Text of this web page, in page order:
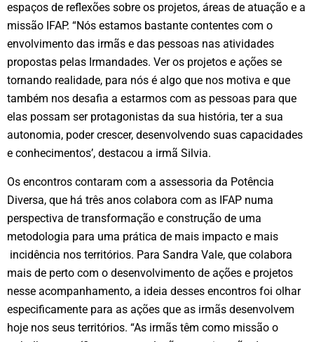
espaços de reflexões sobre os projetos, áreas de atuação e a
missão IFAP. “Nós estamos bastante contentes com o
envolvimento das irmãs e das pessoas nas atividades
propostas pelas Irmandades. Ver os projetos e ações se
tornando realidade, para nós é algo que nos motiva e que
também nos desafia a estarmos com as pessoas para que
elas possam ser protagonistas da sua história, ter a sua
autonomia, poder crescer, desenvolvendo suas capacidades
e conhecimentos’, destacou a irmã Silvia.
Os encontros contaram com a assessoria da Potência
Diversa, que há três anos colabora com as IFAP numa
perspectiva de transformação e construção de uma
metodologia para uma prática de mais impacto e mais
incidência nos territórios. Para Sandra Vale, que colabora
mais de perto com o desenvolvimento de ações e projetos
nesse acompanhamento, a ideia desses encontros foi olhar
especificamente para as ações que as irmãs desenvolvem
hoje nos seus territórios. “As irmãs têm como missão o